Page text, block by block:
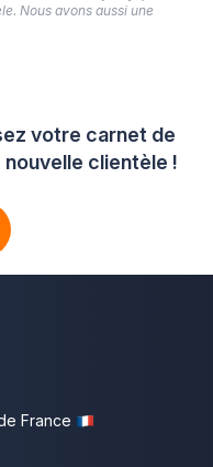
votre carnet de
clientèle !
Nous avons aussi une
France